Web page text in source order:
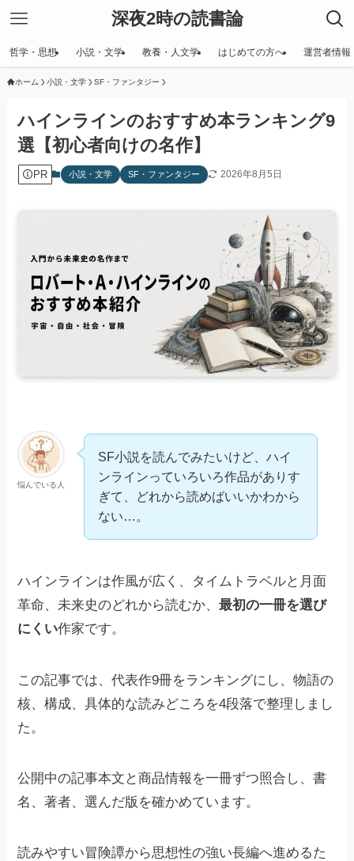
深夜2時の読書論
哲学・思想 小説・文学 教養・人文学 はじめての方へ 運営者情報
ホーム 小説・文学 SF・ファンタジー
ハインラインのおすすめ本ランキング9
選【初心者向けの名作】
PR 小説・文学 SF・ファンタジー 2026年8月5日
悩んでいる人
SF小説を読んでみたいけど、ハイ
ンラインっていろいろ作品がありす
ぎて、どれから読めばいいかわから
ない…。
ハインラインは作風が広く、タイムトラベルと月面
革命、未来史のどれから読むか、最初の一冊を選び
にくい作家です。
この記事では、代表作9冊をランキングにし、物語の
核、構成、具体的な読みどころを4段落で整理しまし
た。
公開中の記事本文と商品情報を一冊ずつ照合し、書
名、著者、選んだ版を確かめています。
読みやすい冒険譚から思想性の強い長編へ進めるた